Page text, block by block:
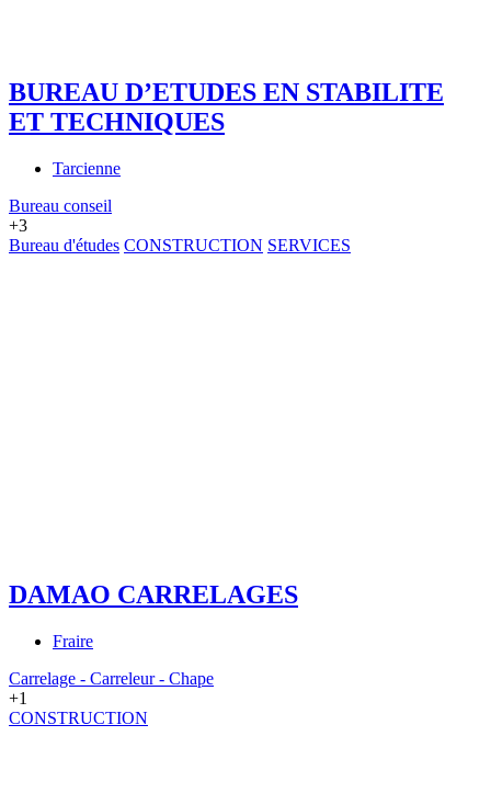
BUREAU D’ETUDES EN STABILITE
ET TECHNIQUES
Tarcienne
Bureau conseil
+3
Bureau d'études CONSTRUCTION SERVICES
DAMAO CARRELAGES
Fraire
Carrelage - Carreleur - Chape
+1
CONSTRUCTION